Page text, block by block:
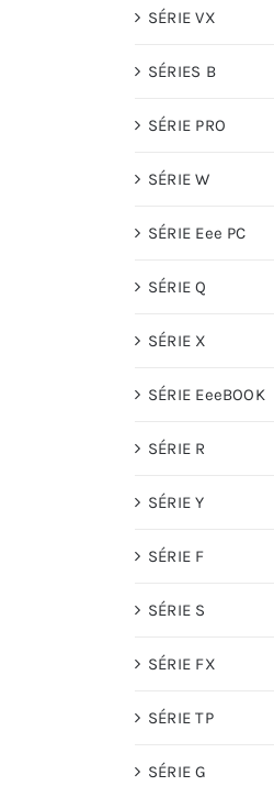
SÉRIE VX
SÉRIES B
SÉRIE PRO
SÉRIE W
SÉRIE Eee PC
SÉRIE Q
SÉRIE X
SÉRIE EeeBOOK
SÉRIE R
SÉRIE Y
SÉRIE F
SÉRIE S
SÉRIE FX
SÉRIE TP
SÉRIE G